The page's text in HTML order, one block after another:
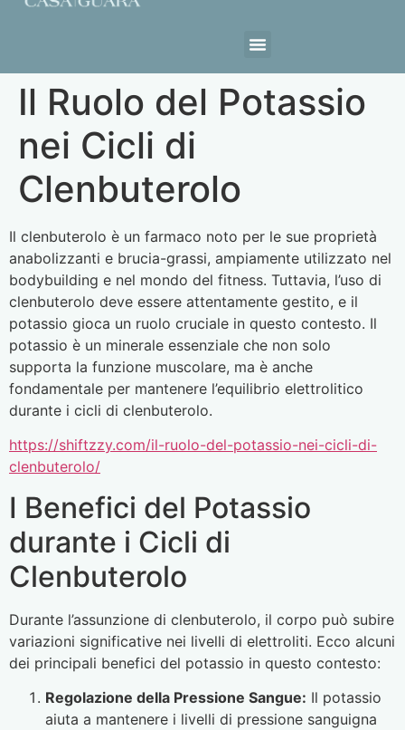
Il Ruolo del Potassio
nei Cicli di
Clenbuterolo
Il clenbuterolo è un farmaco noto per le sue proprietà
anabolizzanti e brucia-grassi, ampiamente utilizzato nel
bodybuilding e nel mondo del fitness. Tuttavia, l’uso di
clenbuterolo deve essere attentamente gestito, e il
potassio gioca un ruolo cruciale in questo contesto. Il
potassio è un minerale essenziale che non solo
supporta la funzione muscolare, ma è anche
fondamentale per mantenere l’equilibrio elettrolitico
durante i cicli di clenbuterolo.
https://shiftzzy.com/il-ruolo-del-potassio-nei-cicli-di-
clenbuterolo/
I Benefici del Potassio
durante i Cicli di
Clenbuterolo
Durante l’assunzione di clenbuterolo, il corpo può subire
variazioni significative nei livelli di elettroliti. Ecco alcuni
dei principali benefici del potassio in questo contesto:
Regolazione della Pressione Sangue: Il potassio
aiuta a mantenere i livelli di pressione sanguigna